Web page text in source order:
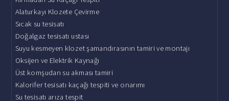
Alaturkayı Klozete Çevirme
Sıcak su tesisatı
Doğalgaz tesisatı ustası
Suyu kesmeyen klozet şamandırasının tamiri ve montajı
Oksijen ve Elektrik Kaynağı
Üst komşudan su akması tamiri
Kalorifer tesisatı kaçağı tespiti ve onarımı
Su tesisatı arıza tespit